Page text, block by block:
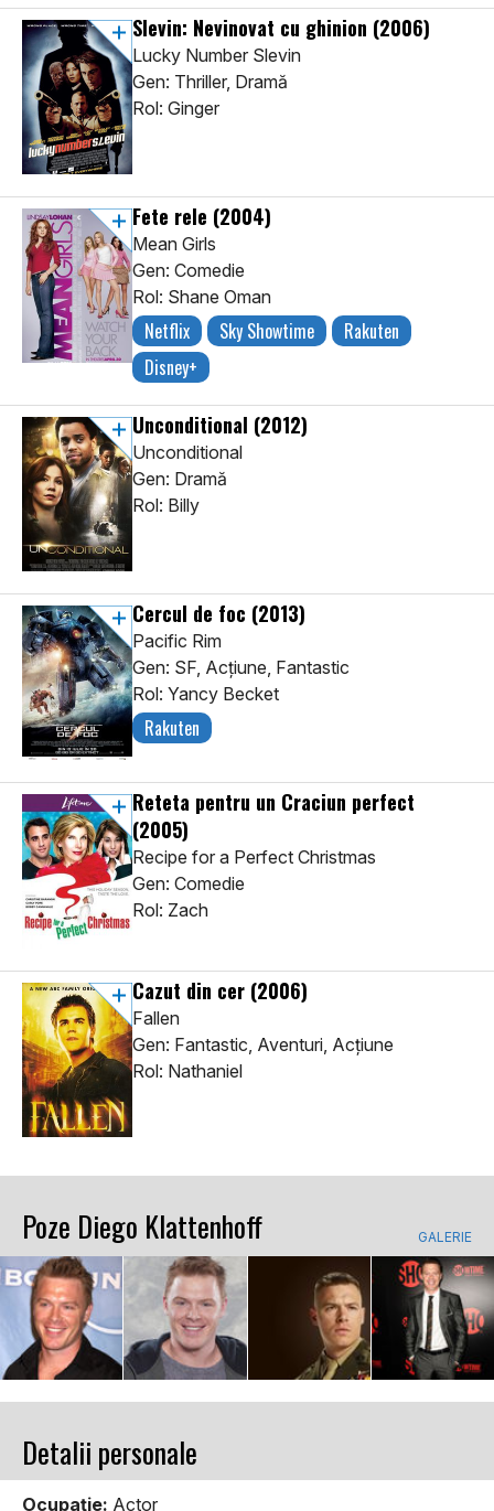
Slevin: Nevinovat cu ghinion (2006)
Lucky Number Slevin
Gen: Thriller, Dramă
Rol: Ginger
Fete rele (2004)
Mean Girls
Gen: Comedie
Rol: Shane Oman
Netflix Sky Showtime
Rakuten
Disney+
Unconditional (2012)
Unconditional
Gen: Dramă
Rol: Billy
Cercul de foc (2013)
Pacific Rim
Gen: SF, Acţiune, Fantastic
Rol: Yancy Becket
Rakuten
Reteta pentru un Craciun perfect
(2005)
Recipe for a Perfect Christmas
Gen: Comedie
Rol: Zach
Cazut din cer (2006)
Fallen
Gen: Fantastic, Aventuri, Acţiune
Rol: Nathaniel
Poze Diego Klattenhoff GALERIE
Detalii personale
Ocupaţie: Actor